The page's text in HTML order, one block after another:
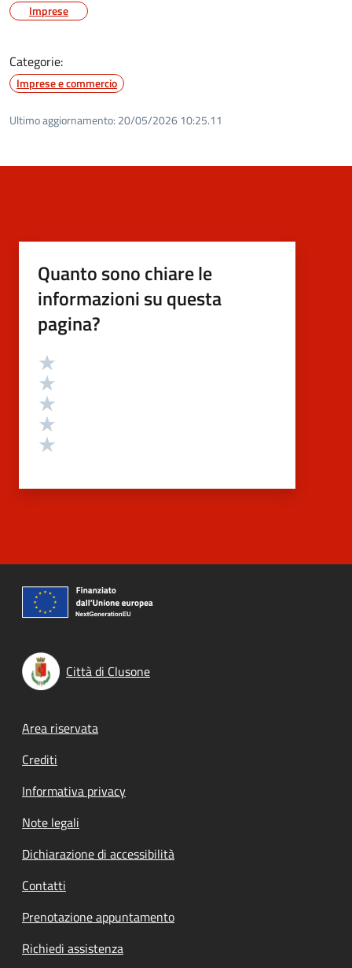
Imprese
Categorie:
Imprese e commercio
Ultimo aggiornamento: 20/05/2026 10:25.11
Quanto sono chiare le
informazioni su questa
pagina?
Valutazione
Città di Clusone
Footer menu
Area riservata
Crediti
Informativa privacy
Note legali
Dichiarazione di accessibilità
Contatti
Prenotazione appuntamento
Richiedi assistenza